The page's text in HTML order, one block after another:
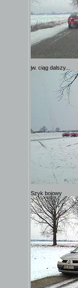
jw. ciąg dalszy...
Szyk bojowy